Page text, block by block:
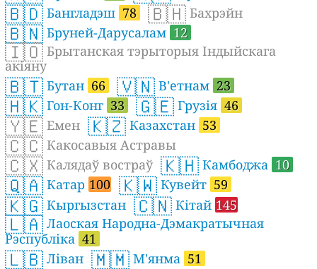
🇧🇩 Бангладэш 78 🇧🇭 Бахрэйн
🇧🇳 Бруней-Дарусалам 12
🇮🇴 Брытанская тэрыторыя Індыйскага
акіяну
🇧🇹 Бутан 66 🇻🇳 В'етнам 23
🇭🇰 Гон-Конг 33 🇬🇪 Грузія 46
🇾🇪 Емен 🇰🇿 Казахстан 53
🇨🇨 Какосавыя Астравы
🇨🇽 Калядаў востраў 🇰🇭 Камбоджа 10
🇶🇦 Катар 100 🇰🇼 Кувейт 59
🇰🇬 Кыргызстан 🇨🇳 Кітай 145
🇱🇦 Лаоская Народна-Дэмакратычная
Рэспубліка 41
🇱🇧 Ліван 🇲🇲 М'янма 51